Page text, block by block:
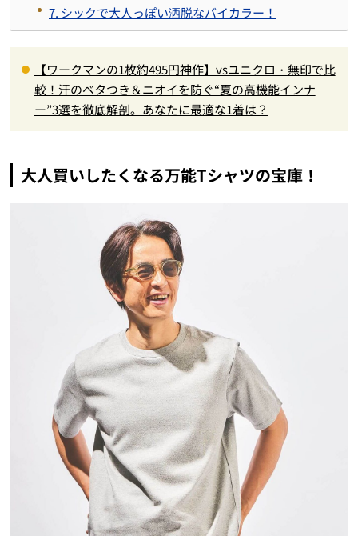
7. シックで大人っぽい洒脱なバイカラー！
【ワークマンの1枚約495円神作】vsユニクロ・無印で比
較！汗のベタつき＆ニオイを防ぐ“夏の高機能インナ
ー”3選を徹底解剖。あなたに最適な1着は？
大人買いしたくなる万能Tシャツの宝庫！